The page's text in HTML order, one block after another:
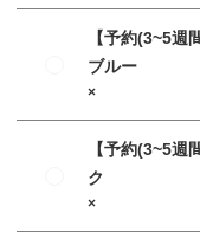
【予約(3~5週
ブルー
×
【予約(3~5週
ク
×